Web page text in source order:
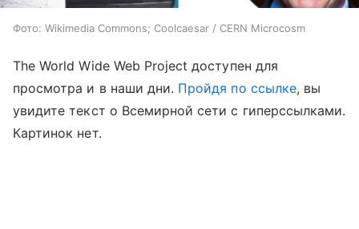
Фото: Wikimedia Commons; Coolcaesar / CERN Microcosm
The World Wide Web Project доступен для
просмотра и в наши дни. Пройдя по ссылке, вы
увидите текст о Всемирной сети с гиперссылками.
Картинок нет.